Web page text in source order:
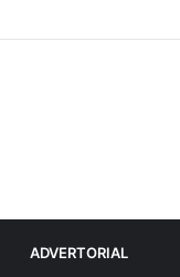
ADVERTORIAL